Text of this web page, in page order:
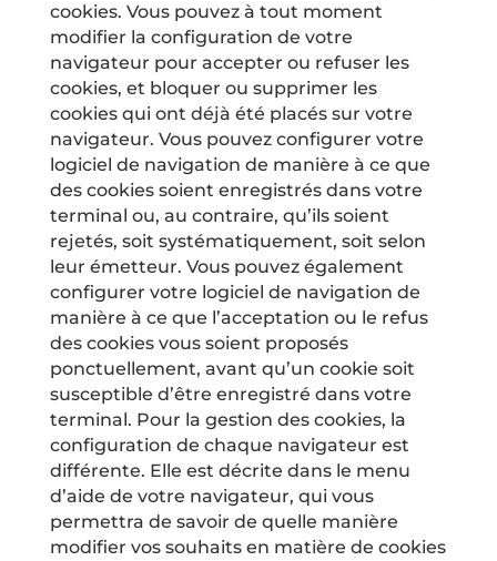
cookies. Vous pouvez à tout moment
modifier la configuration de votre
navigateur pour accepter ou refuser les
cookies, et bloquer ou supprimer les
cookies qui ont déjà été placés sur votre
navigateur. Vous pouvez configurer votre
logiciel de navigation de manière à ce que
des cookies soient enregistrés dans votre
terminal ou, au contraire, qu’ils soient
rejetés, soit systématiquement, soit selon
leur émetteur. Vous pouvez également
configurer votre logiciel de navigation de
manière à ce que l’acceptation ou le refus
des cookies vous soient proposés
ponctuellement, avant qu’un cookie soit
susceptible d’être enregistré dans votre
terminal. Pour la gestion des cookies, la
configuration de chaque navigateur est
différente. Elle est décrite dans le menu
d’aide de votre navigateur, qui vous
permettra de savoir de quelle manière
modifier vos souhaits en matière de cookies